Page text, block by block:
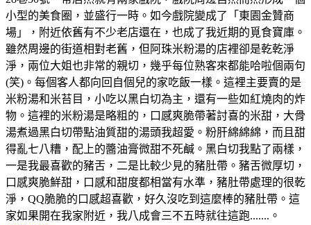
小型的美食圈，並盛行一時。如今戲院變成了「東園金贊商
場」，附近依舊有不少老店還在，也成了我近期的覓食寶庫。
雖然周邊的街道相對老舊，但阿珠米粉湯的店裡卻是乾乾淨
淨，兩位大姐也非常的親切，幾乎每位熟客來都能哈啦個兩句
(笑)。每個客人都向回自個兒的家吃飯一樣。這裡主要賣的是
米粉湯和米苔目，小吃以黑白切為主，還有一些如紅燒肉的炸
物。這裡的米粉湯是略粗的，口感爽脆帶著討喜的米甜，大骨
湯煮過黑白切帶點油質甜的湯頭我超愛。粉肝綿綿綿，而且甜
得亂七八糟，配上的醬油膏微甜不死鹹。黑白切我點了兩樣，
一是我最喜歡的豬舌，二是比較少見的豬肚帶。豬舌微厚切，
口感爽脆鮮甜，口感和甜度都相當有水準，豬肚帶處理的很乾
淨，QQ脆脆的口感超喜歡，好久沒吃到這麼棒的豬肚帶。這
家如果開在我家附近，我八成會三不五時就往這跑.......。